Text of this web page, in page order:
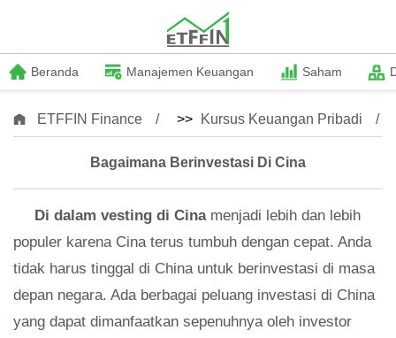
Beranda Manajemen Keuangan Saham
ETFFIN Finance >> Kursus Keuangan Pribadi
Bagaimana Berinvestasi Di Cina
Di dalam vesting di Cina menjadi lebih dan lebih
populer karena Cina terus tumbuh dengan cepat. Anda
tidak harus tinggal di China untuk berinvestasi di masa
depan negara. Ada berbagai peluang investasi di China
yang dapat dimanfaatkan sepenuhnya oleh investor